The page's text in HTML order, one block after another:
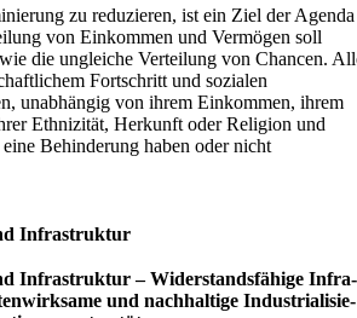
zu reduzieren, ist ein Ziel der Agenda
von Einkommen und Vermögen soll
die ungleiche Verteilung von Chancen.
Fortschritt und sozialen
unabhängig von ihrem Einkommen, ihrem
Ethnizität, Herkunft oder Religion und
Behinderung haben oder nicht
Infrastruktur
Infrastruktur – Wider­stands­fä­hige Infra­
und nach­hal­tige Indu­stri­ali­sie­